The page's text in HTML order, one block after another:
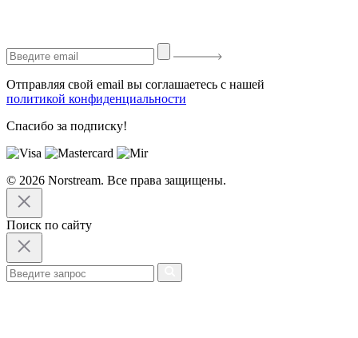
Отправляя свой email вы соглашаетесь с нашей
политикой конфиденциальности
Спасибо за подписку!
© 2026 Norstream. Все права защищены.
Поиск по сайту